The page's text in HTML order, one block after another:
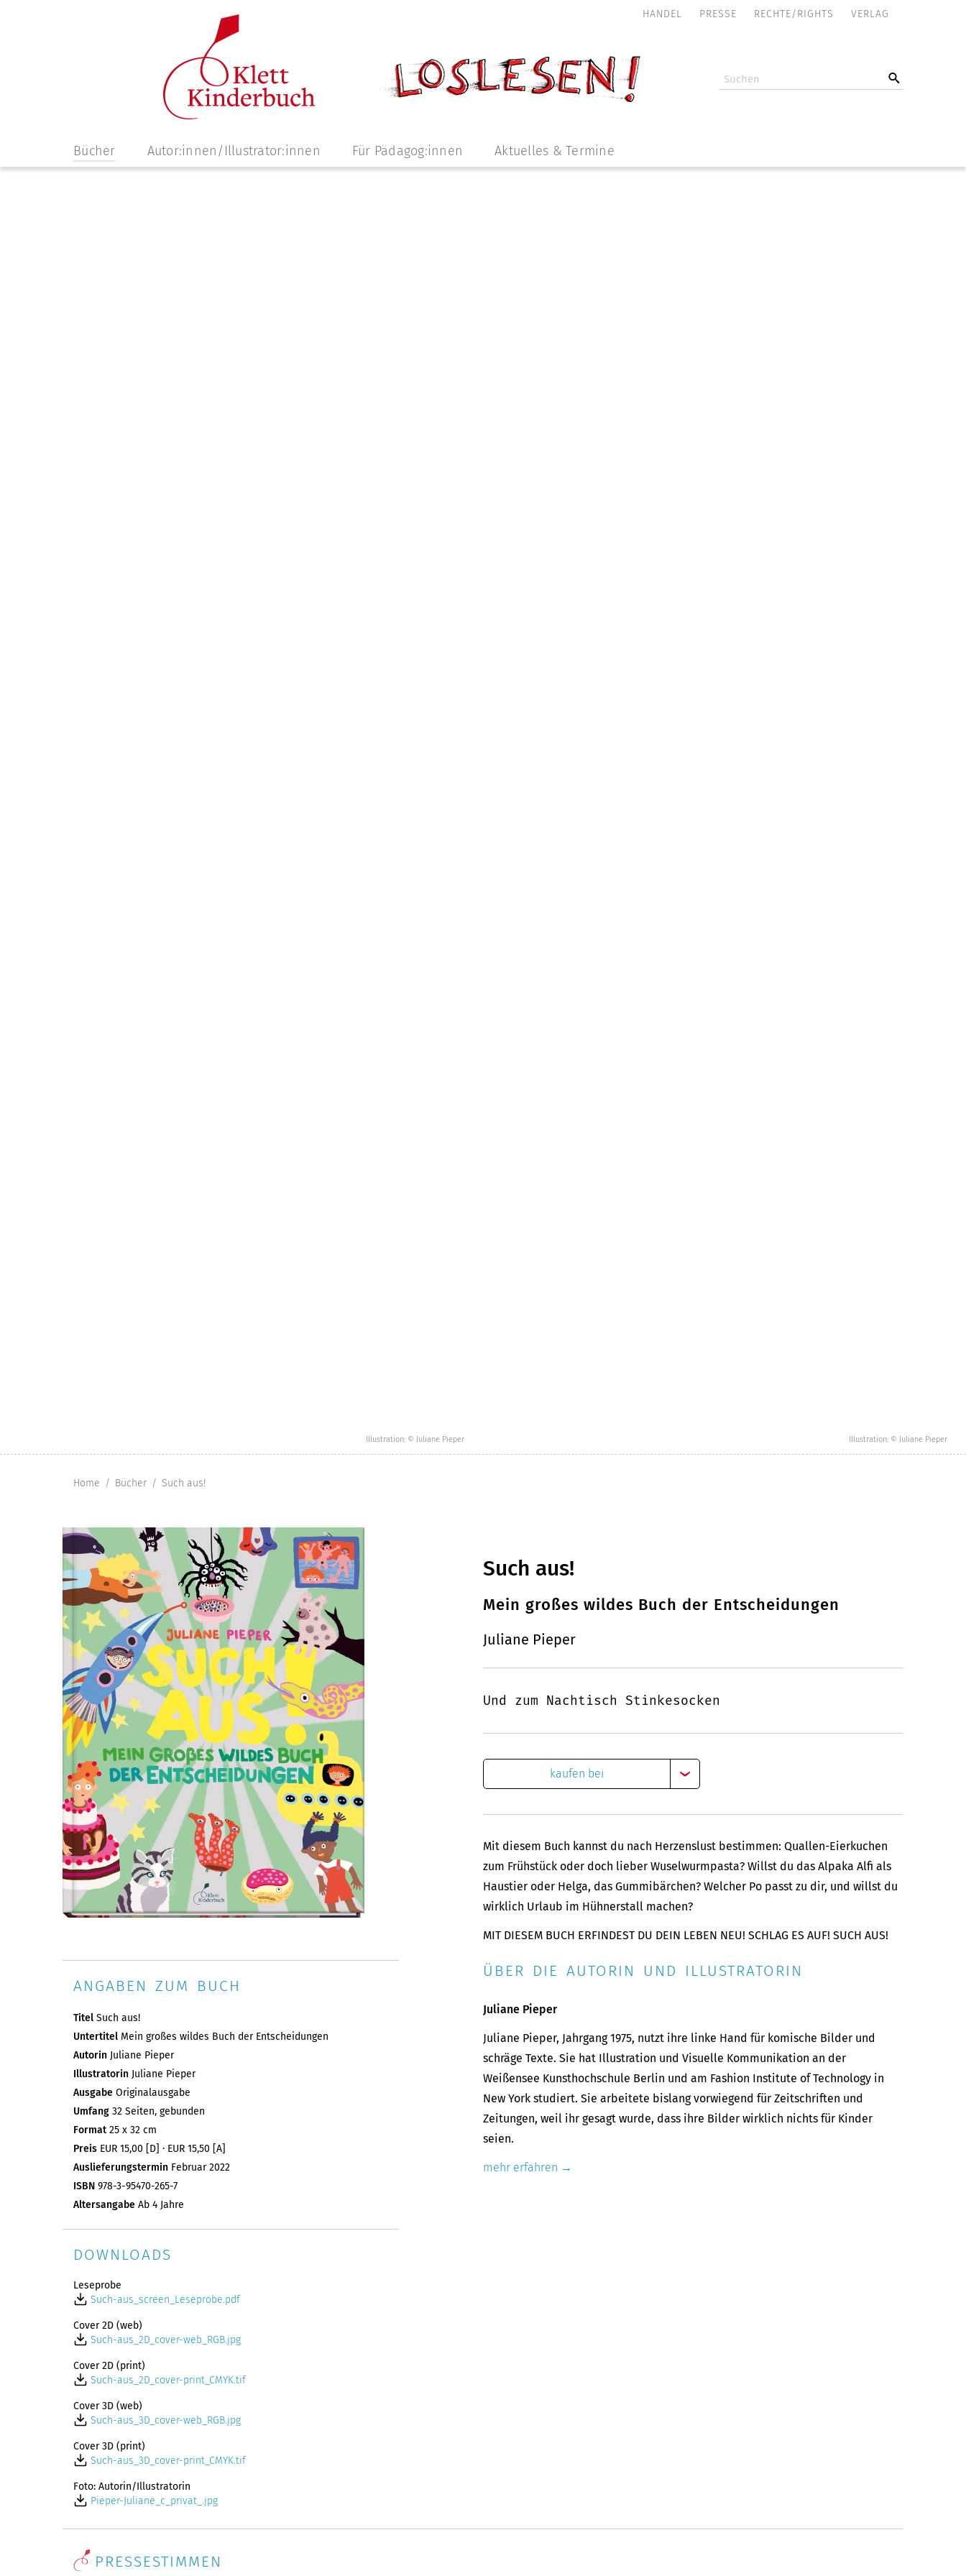
NAVIGATION
HANDEL PRESSE RECHTE/RIGHTS VERLAG
Navigation
überspringen
Bücher Autor:innen/Illustrator:innen Für Pädagog:innen Aktuelles & Termine
Illustration: © Juliane Pieper Illustration: © Juliane Pieper
Home Bücher Such aus!
ANGABEN ZUM BUCH
Titel Such aus!
Untertitel Mein großes wildes Buch der Entscheidungen
Autorin Juliane Pieper
Illustratorin Juliane Pieper
Ausgabe Originalausgabe
Umfang 32 Seiten, gebunden
Format25 x 32 cm
Preis EUR 15,00 [D] · EUR 15,50 [A]
Auslieferungstermin Februar 2022
ISBN 978-3-95470-265-7
Altersangabe Ab 4 Jahre
DOWNLOADS
Leseprobe
Such-aus_screen_Leseprobe.pdf
Cover 2D (web)
Such-aus_2D_cover-web_RGB.jpg
Cover 2D (print)
Such-aus_2D_cover-print_CMYK.tif
Cover 3D (web)
Such-aus_3D_cover-web_RGB.jpg
Cover 3D (print)
Such-aus_3D_cover-print_CMYK.tif
Foto: Autorin/Illustratorin
Pieper-Juliane_c_privat_.jpg
Such aus!
Mein großes wildes Buch der Entscheidungen
Juliane Pieper
Und zum Nachtisch Stinkesocken
kaufen bei
Mit diesem Buch kannst du nach Herzenslust bestimmen: Quallen-Eierkuchen
zum Frühstück oder doch lieber Wuselwurmpasta? Willst du das Alpaka Alfi als
Haustier oder Helga, das Gummibärchen? Welcher Po passt zu dir, und willst du
wirklich Urlaub im Hühnerstall machen?
MIT DIESEM BUCH ERFINDEST DU DEIN LEBEN NEU! SCHLAG ES AUF! SUCH AUS!
ÜBER DIE AUTORIN UND ILLUSTRATORIN
Juliane Pieper
Juliane Pieper, Jahrgang 1975, nutzt ihre linke Hand für komische Bilder und
schräge Texte. Sie hat Illustration und Visuelle Kommunikation an der
Weißensee Kunsthochschule Berlin und am Fashion Institute of Technology in
New York studiert. Sie arbeitete bislang vorwiegend für Zeitschriften und
Zeitungen, weil ihr gesagt wurde, dass ihre Bilder wirklich nichts für Kinder
seien.
mehr erfahren
PRESSESTIMMEN